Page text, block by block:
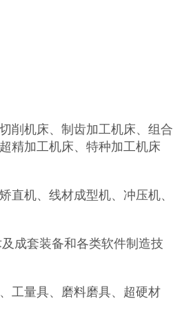
削机床、制齿加工机床、组合
精加工机床、特种加工机床
直机、线材成型机、冲压机、
成套装备和各类软件制造技
工量具、磨料磨具、超硬材